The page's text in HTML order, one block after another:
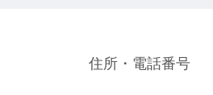
住所・電話番号